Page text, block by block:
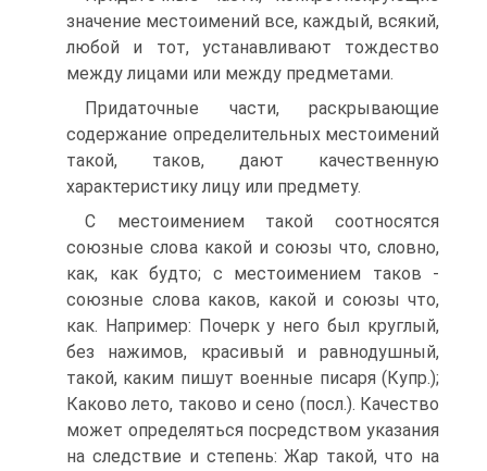
значение местоимений все, каждый, всякий,
любой и тот, устанавливают тождество
между лицами или между предметами.
Придаточные части, раскрывающие
содержание определительных местоимений
такой, таков, дают качественную
характеристику лицу или предмету.
С местоимением такой соотносятся
союзные слова какой и союзы что, словно,
как, как будто; с местоимением таков -
союзные слова каков, какой и союзы что,
как. Например: Почерк у него был круглый,
без нажимов, красивый и равнодушный,
такой, каким пишут военные писаря (Купр.);
Каково лето, таково и сено (посл.). Качество
может определяться посредством указания
на следствие и степень: Жар такой, что на